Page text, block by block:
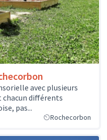
avec plusieurs
chacun différents
pas...
Rochecorbon